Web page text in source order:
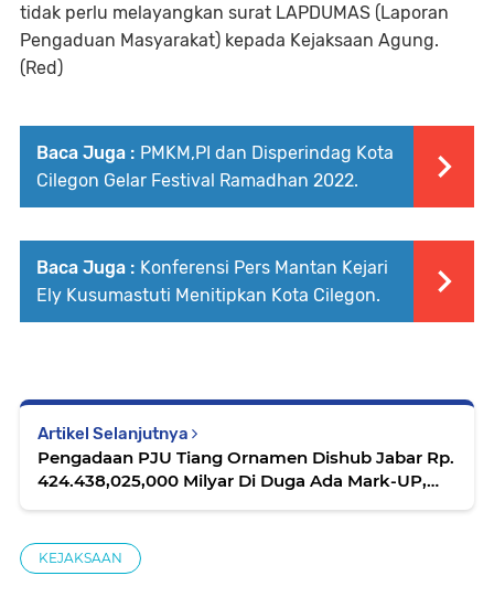
tidak perlu melayangkan surat LAPDUMAS (Laporan
Pengaduan Masyarakat) kepada Kejaksaan Agung.
(Red)
Baca Juga : PMKM,PI dan Disperindag Kota
Cilegon Gelar Festival Ramadhan 2022.
Baca Juga : Konferensi Pers Mantan Kejari
Ely Kusumastuti Menitipkan Kota Cilegon.
Artikel Selanjutnya
Pengadaan PJU Tiang Ornamen Dishub Jabar Rp.
424.438,025,000 Milyar Di Duga Ada Mark-UP,
KEJAKSAAN